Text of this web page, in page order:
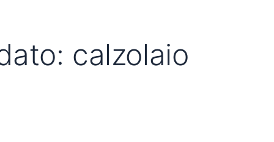
calzolaio